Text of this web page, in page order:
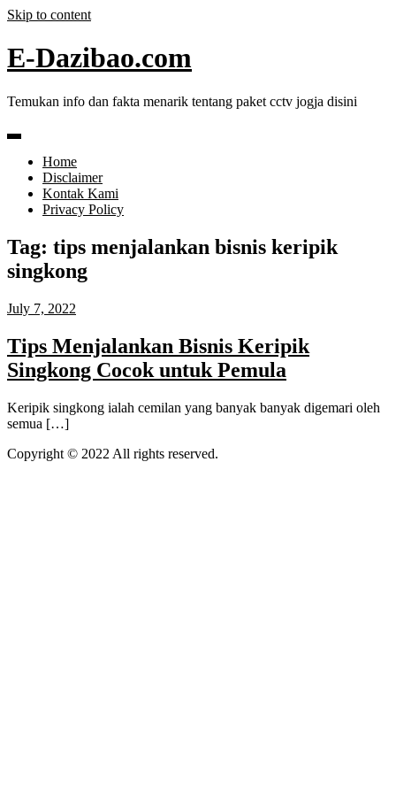
Skip to content
E-Dazibao.com
Temukan info dan fakta menarik tentang paket cctv jogja disini
Home
Disclaimer
Kontak Kami
Privacy Policy
Tag: tips menjalankan bisnis keripik
singkong
July 7, 2022
Tips Menjalankan Bisnis Keripik
Singkong Cocok untuk Pemula
Keripik singkong ialah cemilan yang banyak banyak digemari oleh
semua […]
Copyright © 2022 All rights reserved.